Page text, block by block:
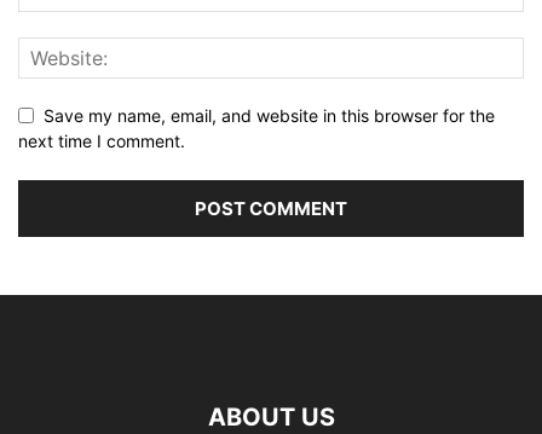
Save my name, email, and website in this browser for the
next time I comment.
ABOUT US